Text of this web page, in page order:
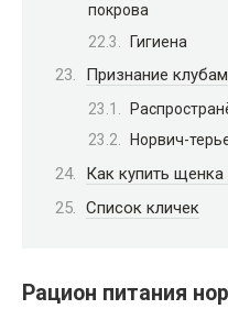
покрова
Гигиена
Признание
Норвич-
Как купить щенка
Список кличек
Рацион питания